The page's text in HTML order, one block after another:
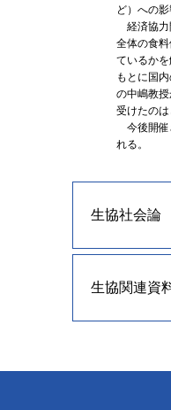
ど）への
経済協力
全体の食
ているか
もとに国
の中嶋教
受けたのは
今後開催
れる。
生協社会論
生協関連資